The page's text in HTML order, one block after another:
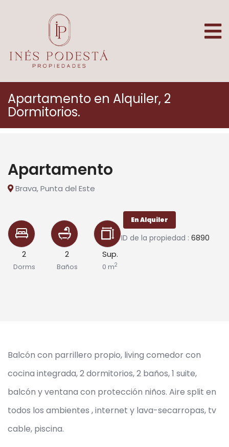
Apartamento en Alquiler, 2
Dormitorios.
Apartamento
Brava, Punta del Este
2
Dorms
2
Baños
Sup.
0 m2
En Alquiler
ID de la propiedad : 6890
Balcón con parrillero propio, living comedor con
cocina integrada, 2 dormitorios, 2 baños, 1 suite,
balcón y ventana con protección niños. Aire split en
todos los ambientes , internet y lava-secarropas, tv
cable, piscina.